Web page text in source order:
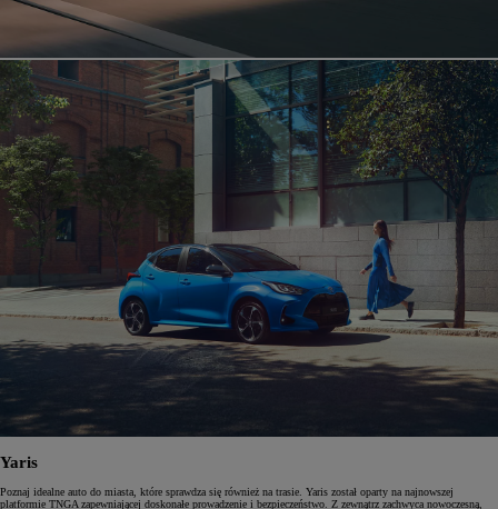
Yaris
Poznaj idealne auto do miasta, które sprawdza się również na trasie. Yaris został oparty na najnowszej
platformie TNGA zapewniającej doskonałe prowadzenie i bezpieczeństwo. Z zewnątrz zachwyca nowoczesną,